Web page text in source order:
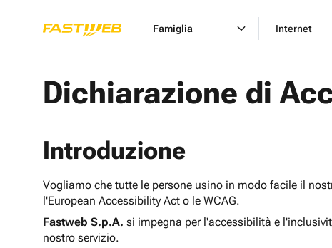
Famiglia Internet
Dichiarazione di
Introduzione
Vogliamo che tutte le persone usino in modo facile il
l'European Accessibility Act o le WCAG.
Fastweb S.p.A. si impegna per l'accessibilità e
nostro servizio.